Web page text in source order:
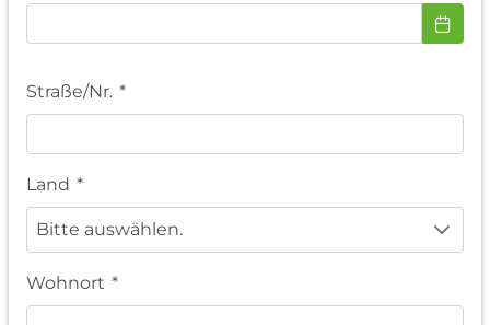
Straße/Nr. *
Land *
Bitte auswählen.
Wohnort *